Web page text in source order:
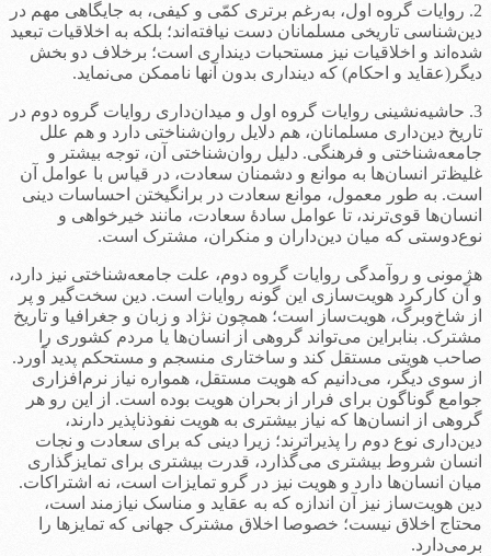
2. روایات گروه اول، به‌رغم برتری کمّی و کیفی، به جایگاهی مهم در
دین‌شناسی تاریخی مسلمانان دست نیافته‌اند؛ بلکه به اخلاقیات تبعید
شده‌اند و اخلاقیات نیز مستحبات دینداری است؛ برخلاف دو بخش
دیگر(عقاید و احکام) که دینداری بدون آنها ناممکن می‌نماید.
3. حاشیه‌نشینی روایات گروه اول و میدان‌داری روایات گروه دوم در
تاریخ دین‌داری مسلمانان، هم دلایل روان‌شناختی دارد و هم علل
جامعه‌شناختی و فرهنگی. دلیل روان‌شناختی آن، توجه بیشتر و
غلیظ‌تر انسان‌ها به موانع و دشمنان سعادت، در قیاس با عوامل آن
است. به طور معمول، موانع سعادت در برانگیختن احساسات دینی
انسان‌ها قوی‌ترند، تا عوامل سادۀ سعادت، مانند خیرخواهی و
نوع‌دوستی که میان دین‌داران و منکران، مشترک است.
هژمونی و روآمدگی روایات گروه دوم، علت جامعه‌شناختی نیز دارد،
و آن کارکرد هویت‌سازی این گونه روایات است. دین سخت‌گیر و پر
از شاخ‌وبرگ، هویت‌ساز است؛ همچون نژاد و زبان و جغرافیا و تاریخ
مشترک. بنابراین می‌تواند گروهی از انسان‌ها یا مردم کشوری را
صاحب هویتی مستقل کند و ساختاری منسجم و مستحکم پدید آورد.
از سوی دیگر، می‌دانیم که هویت مستقل، همواره نیاز نرم‌افزاری
جوامع گوناگون برای فرار از بحران هویت بوده است. از این رو هر
گروهی از انسان‌ها که نیاز بیشتری به هویت نفوذناپذیر دارند،
دین‌داری نوع دوم را پذیراترند؛ زیرا دینی که برای سعادت و نجات
انسان شروط بیشتری می‌گذارد، قدرت بیشتری برای تمایزگذاری
میان انسان‌ها دارد و هویت نیز در گرو تمایزات است، نه اشتراکات.
دین هویت‌ساز نیز آن اندازه که به عقاید و مناسک نیازمند است،
محتاج اخلاق نیست؛ خصوصا اخلاق مشترک جهانی که تمایزها را
برمی‌دارد.